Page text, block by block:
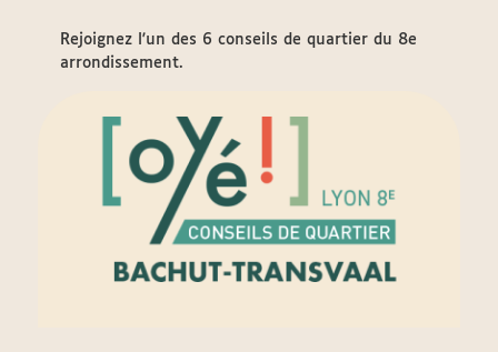
Rejoignez l'un des 6 conseils de quartier du 8e
arrondissement.